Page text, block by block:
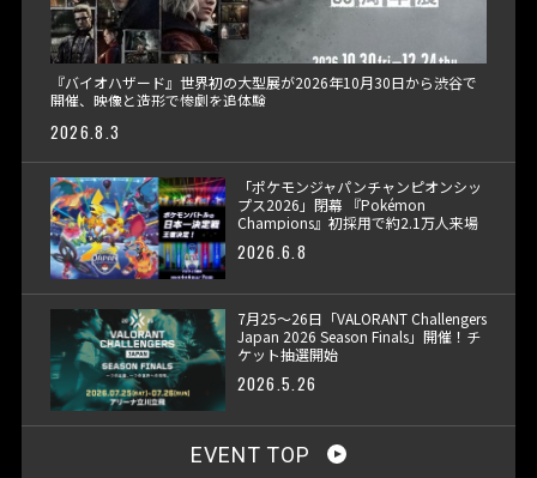
『バイオハザード』世界初の大型展が2026年10月30日から渋谷で
開催、映像と造形で惨劇を追体験
2026.8.3
「ポケモンジャパンチャンピオンシッ
プス2026」閉幕 『Pokémon
Champions』初採用で約2.1万人来場
2026.6.8
7月25〜26日「VALORANT Challengers
Japan 2026 Season Finals」開催！チ
ケット抽選開始
2026.5.26
EVENT TOP